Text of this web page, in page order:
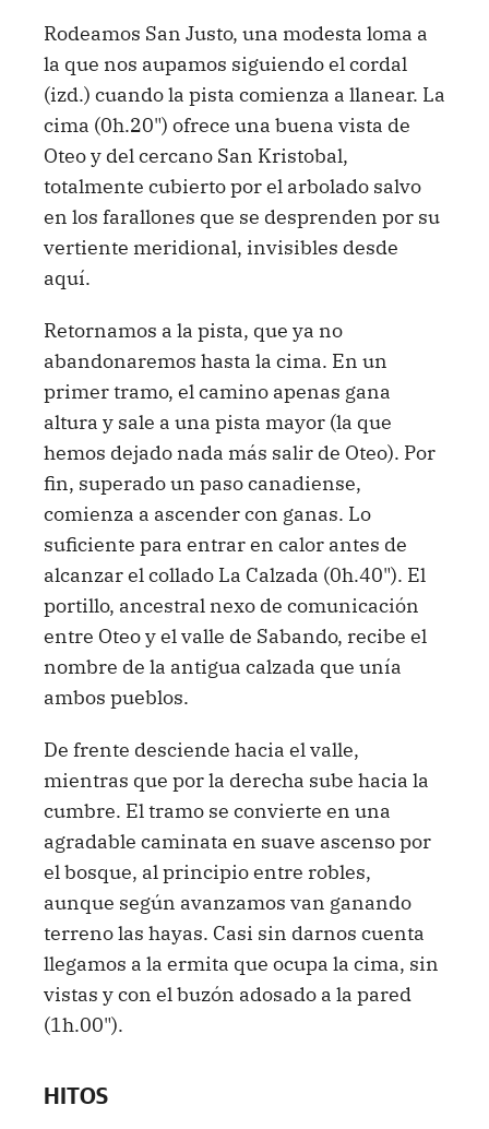
Rodeamos San Justo, una modesta loma a
la que nos aupamos siguiendo el cordal
(izd.) cuando la pista comienza a llanear. La
cima (0h.20") ofrece una buena vista de
Oteo y del cercano San Kristobal,
totalmente cubierto por el arbolado salvo
en los farallones que se desprenden por su
vertiente meridional, invisibles desde
aquí.
Retornamos a la pista, que ya no
abandonaremos hasta la cima. En un
primer tramo, el camino apenas gana
altura y sale a una pista mayor (la que
hemos dejado nada más salir de Oteo). Por
fin, superado un paso canadiense,
comienza a ascender con ganas. Lo
suficiente para entrar en calor antes de
alcanzar el collado La Calzada (0h.40"). El
portillo, ancestral nexo de comunicación
entre Oteo y el valle de Sabando, recibe el
nombre de la antigua calzada que unía
ambos pueblos.
De frente desciende hacia el valle,
mientras que por la derecha sube hacia la
cumbre. El tramo se convierte en una
agradable caminata en suave ascenso por
el bosque, al principio entre robles,
aunque según avanzamos van ganando
terreno las hayas. Casi sin darnos cuenta
llegamos a la ermita que ocupa la cima, sin
vistas y con el buzón adosado a la pared
(1h.00").
HITOS